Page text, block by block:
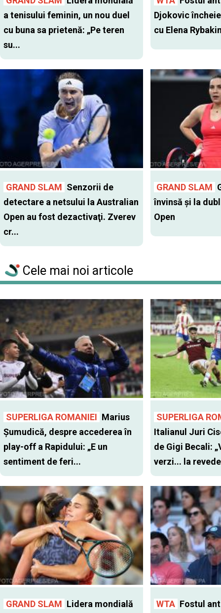
a tenisului feminin, un nou duel
cu buna sa prietenă: „Pe teren
su...
Djokovic
cu Elena
GRAND SLAM Senzorii de
detectare a netsului la Australian
Open au fost dezactivaţi. Zverev
cr...
GRAND SLAM
învinsă şi la
Open
Cele mai noi articole
SUPERLIGA ROMANIEI Marius
Șumudică, despre accederea în
play-off a Rapidului: „E un
sentiment de feri...
SUPERLIGA
Italianul Juri
de Gigi Becali:
verzi... la
GRAND SLAM Lidera mondială
WTA Fostul